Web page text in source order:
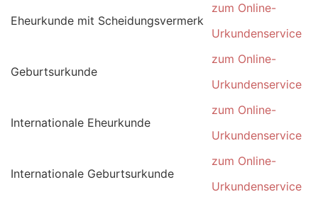
Eheurkunde mit Scheidungsvermerk
zum Online-
Urkundenservice
Geburtsurkunde
zum Online-
Urkundenservice
Internationale Eheurkunde
zum Online-
Urkundenservice
Internationale Geburtsurkunde
zum Online-
Urkundenservice